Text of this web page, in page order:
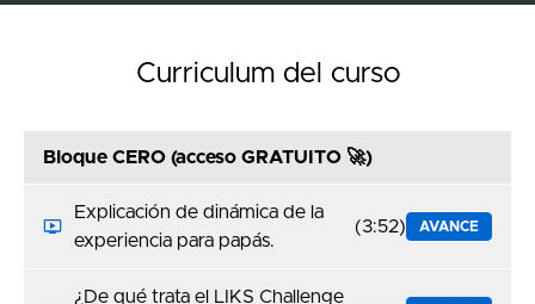
Curriculum del curso
Bloque CERO (acceso GRATUITO 🚀)
Explicación de dinámica de la
experiencia para papás.
(3:52) AVANCE
¿De qué trata el LIKS Challenge